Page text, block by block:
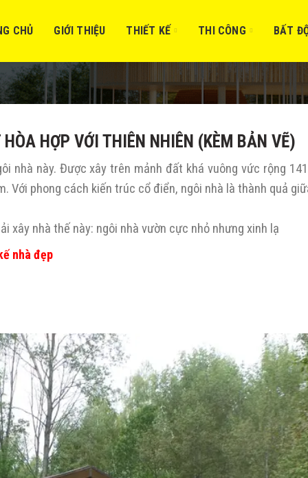
CHỦ GIỚI THIỆU THIẾT KẾ THI CÔNG BẤT
HỢP VỚI THIÊN NHIÊN (KÈM BẢN VẼ)
nhà này. Được xây trên mảnh đất khá vuông vức rộng
Với phong cách kiến trúc cổ điển, ngôi nhà là thành quả
xây nhà thế này: ngôi nhà vườn cực nhỏ nhưng xinh lạ
nhà đẹp